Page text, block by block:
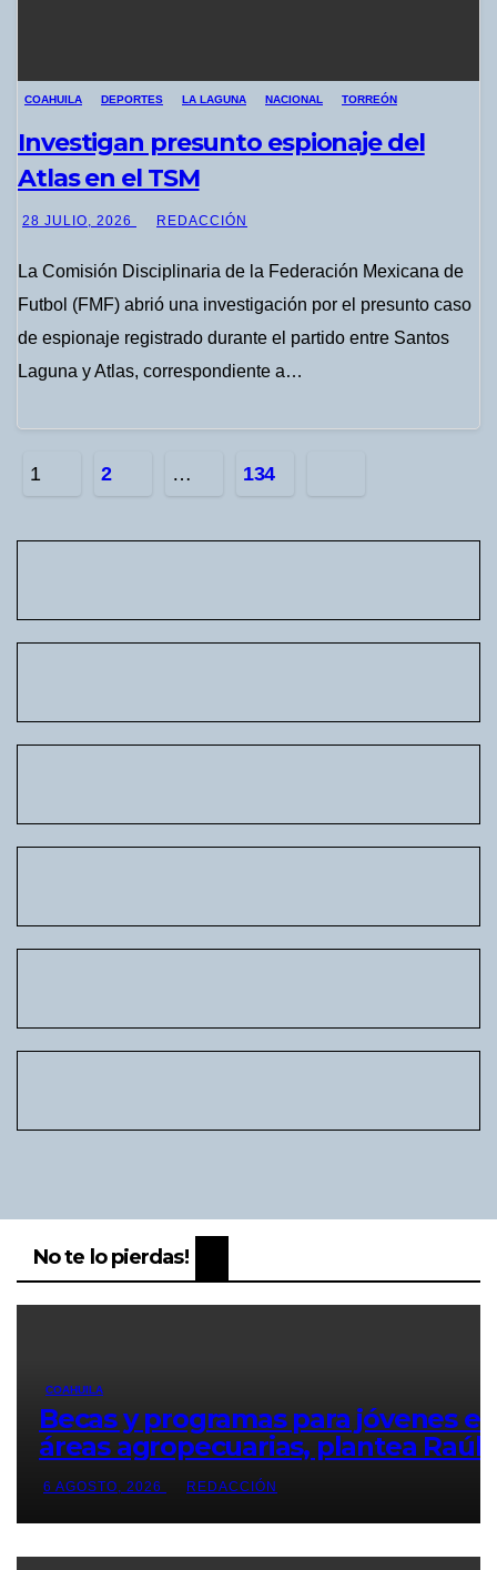
COAHUILA DEPORTES LA LAGUNA NACIONAL TORREÓN
Investigan presunto espionaje del
Atlas en el TSM
28 JULIO, 2026 REDACCIÓN
La Comisión Disciplinaria de la Federación Mexicana de
Futbol (FMF) abrió una investigación por el presunto caso
de espionaje registrado durante el partido entre Santos
Laguna y Atlas, correspondiente a…
Navegación
1 2 … 134
No te lo pierdas!
COAHUILA
Becas y programas para jóvenes en
áreas agropecuarias, plantea Raúl
Onofre
6 AGOSTO, 2026 REDACCIÓN